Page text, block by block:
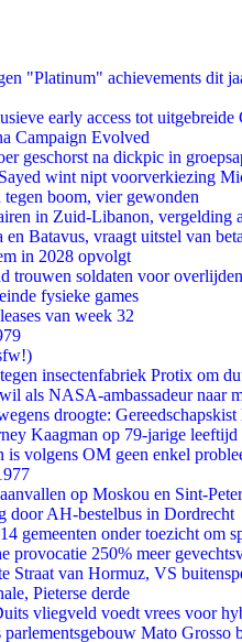
"Platinum" achievements dit
early access tot
Campaign Evolved
geschorst na dickpic in
wint nipt voorverkiezing
boom, vier gewonden
in Zuid-Libanon, vergelding
Batavus, vraagt uitstel van
in 2028 opvolgt
trouwen soldaten voor
fysieke games
van week 32
insectenfabriek Protix om
als NASA-ambassadeur naar
droogte: Gereedschapskist
Kaagman op 79-jarige leeftijd
is volgens OM geen enkel
op Moskou en Sint-
door AH-bestelbus in Dordrecht
gemeenten onder toezicht om
provocatie 250% meer
Straat van Hormuz, VS
Pieterse derde
vliegveld voedt vrees voor
Mato Grosso